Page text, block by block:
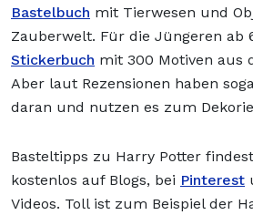
Bastelbuch mit Tierwesen und
Zauberwelt. Für die Jüngeren ab
Stickerbuch mit 300 Motiven aus
Aber laut Rezensionen haben
daran und nutzen es zum
Basteltipps zu Harry Potter
kostenlos auf Blogs, bei Pinterest
Videos. Toll ist zum Beispiel der